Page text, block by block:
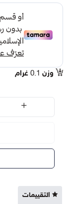
وزن 0.1 غرام
التقييمات